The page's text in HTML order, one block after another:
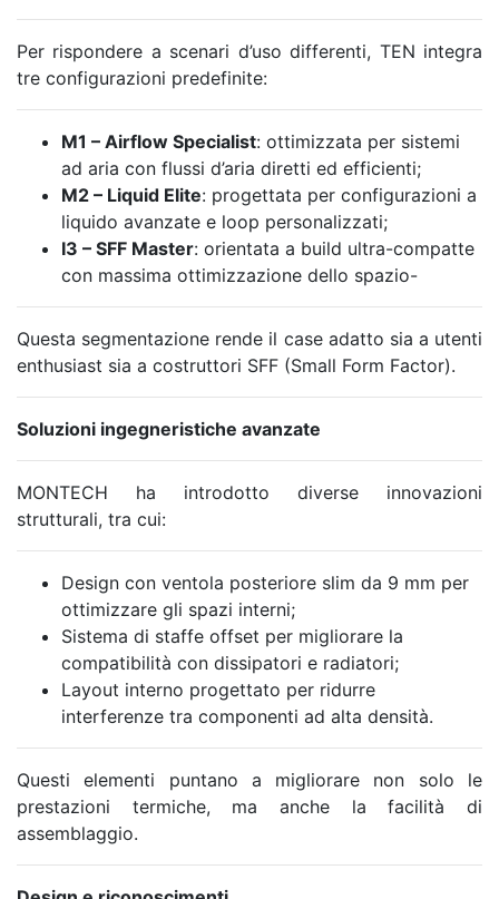
Per rispondere a scenari d’uso differenti, TEN integra
tre configurazioni predefinite:
M1 – Airflow Specialist: ottimizzata per sistemi
ad aria con flussi d’aria diretti ed efficienti;
M2 – Liquid Elite: progettata per configurazioni a
liquido avanzate e loop personalizzati;
I3 – SFF Master: orientata a build ultra-compatte
con massima ottimizzazione dello spazio-
Questa segmentazione rende il case adatto sia a utenti
enthusiast sia a costruttori SFF (Small Form Factor).
Soluzioni ingegneristiche avanzate
MONTECH ha introdotto diverse innovazioni
strutturali, tra cui:
Design con ventola posteriore slim da 9 mm per
ottimizzare gli spazi interni;
Sistema di staffe offset per migliorare la
compatibilità con dissipatori e radiatori;
Layout interno progettato per ridurre
interferenze tra componenti ad alta densità.
Questi elementi puntano a migliorare non solo le
prestazioni termiche, ma anche la facilità di
assemblaggio.